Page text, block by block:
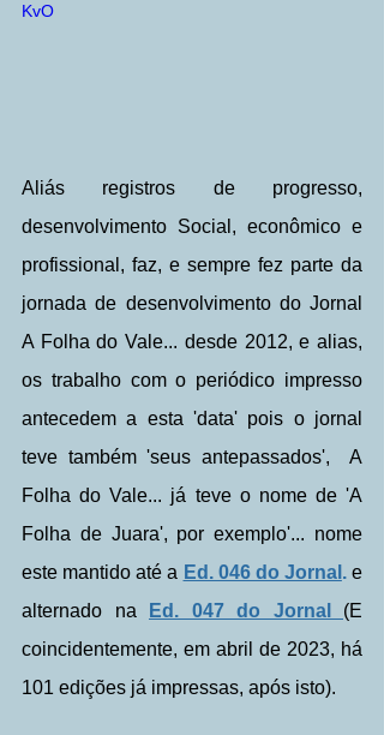
KvO
Aliás registros de progresso,
desenvolvimento Social, econômico e
profissional, faz, e sempre fez parte da
jornada de desenvolvimento do Jornal
A Folha do Vale... desde 2012, e alias,
os trabalho com o periódico impresso
antecedem a esta 'data' pois o jornal
teve também 'seus antepassados',  A
Folha do Vale... já teve o nome de 'A
Folha de Juara', por exemplo'... nome
este mantido até a Ed. 046 do Jornal . e
alternado na
Ed. 047 do Jornal (E
coincidentemente, em abril de 2023, há
101 edições já impressas, após isto).